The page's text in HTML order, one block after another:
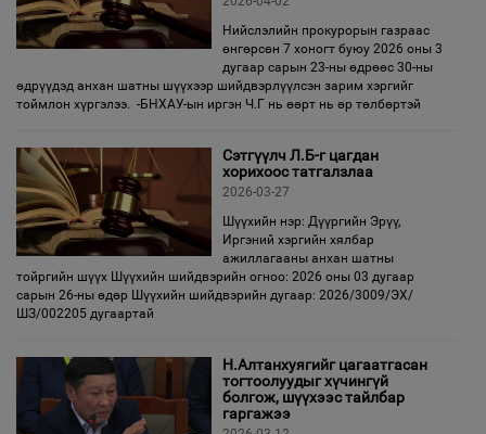
Нийслэлийн прокурорын газраас
өнгөрсөн 7 хоногт буюу 2026 оны 3
дугаар сарын 23-ны өдрөөс 30-ны
өдрүүдэд анхан шатны шүүхээр шийдвэрлүүлсэн зарим хэргийг
тоймлон хүргэлээ. -БНХАУ-ын иргэн Ч.Г нь өөрт нь өр төлбөртэй
Сэтгүүлч Л.Б-г цагдан
хорихоос татгалзлаа
2026-03-27
Шүүхийн нэр: Дүүргийн Эрүү,
Иргэний хэргийн хялбар
ажиллагааны анхан шатны
тойргийн шүүх Шүүхийн шийдвэрийн огноо: 2026 оны 03 дугаар
сарын 26-ны өдөр Шүүхийн шийдвэрийн дугаар: 2026/3009/ЭХ/
ШЗ/002205 дугаартай
Н.Алтанхуягийг цагаатгасан
тогтоолуудыг хүчингүй
болгож, шүүхээс тайлбар
гаргажээ